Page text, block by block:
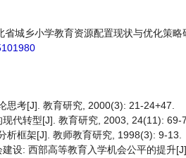
省城乡小学教育资源配置现状与优化策
思考[J]. 教育研究, 2000(3): 21-24+47.
代转型[J]. 教育研究, 2003, 24(11): 69-
析框架[J]. 教师教育研究, 1998(3): 9-13.
设: 西部高等教育入学机会公平的提升